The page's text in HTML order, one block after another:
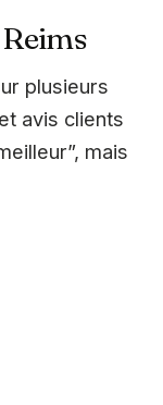
plusieurs
avis clients
mais